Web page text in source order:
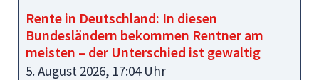
Rente in Deutschland: In diesen
Bundesländern bekommen Rentner am
meisten – der Unterschied ist gewaltig
5. August 2026, 17:04 Uhr